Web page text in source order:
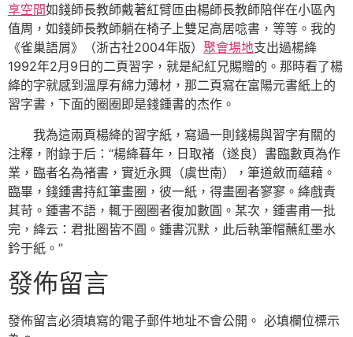
享空間如錢師長教師戴著紅臂匝由楊師長教師陪伴在小區內
值周，如錢師長教師躺在椅子上雙足高居唸書，等等。我的
《雀巢語屑》（浙古社2004年版） 聚會場地支出過楊絳
1992年2月9日的二頁習字，就是紀紅兄賜贈的。那時看了楊
絳的字就感到溫厚有綿力薄材，那二頁寫在富陽元書紙上的
習字書，下面的圈圈即是錢鍾書的杰作。
我為這兩頁楊絳的習字紙，寫過一則錢楊與習字有關的
注釋，附錄于后：“楊絳暮年，日取褚（遂良）書臨數頁為作
業，臨者名為褚書，實近永興（虞世南），筆道斂而蘊藉。
臨畢，錢鍾書持紅筆畫圈，彼一紙，得畫圈者寥寥。絳戲責
其苛。鍾書不語，輒于圈圈者復加數圓。某次，鍾書甫一批
完，絳云：君批圈皆不圓。鍾書沉默，此后執筆帽蘸紅墨水
鈐于紙。”
發佈留言
發佈留言必須填寫的電子郵件地址不會公開。 必填欄位標示